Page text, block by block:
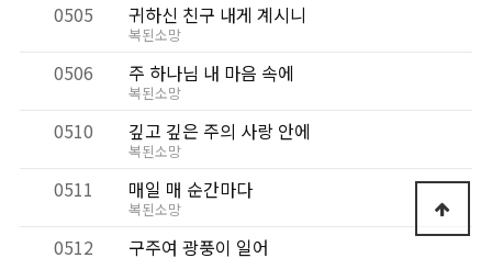
0505 귀하신 친구 내게 계시니
복된소망
0506 주 하나님 내 마음 속에
복된소망
0510 깊고 깊은 주의 사랑 안에
복된소망
0511 매일 매 순간마다
복된소망
0512 구주여 광풍이 일어